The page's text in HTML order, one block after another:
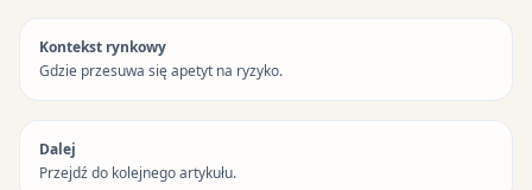
Kontekst rynkowy
Gdzie przesuwa się apetyt na ryzyko.
Dalej
Przejdź do kolejnego artykułu.